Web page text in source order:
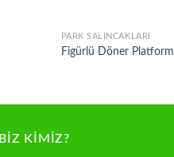
PARK SALINCAKLARI
Figürlü Döner Platform
BIZ KIMIZ?